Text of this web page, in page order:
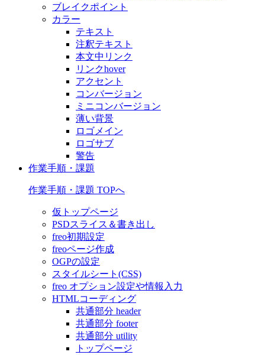
ブレイクポイント
カラー
テキスト
注釈テキスト
本文中リンク
リンクhover
アクセント
コンバージョン
ミニコンバージョン
薄い背景
ロゴメイン
ロゴサブ
警告
作業手順・課題
作業手順・課題 TOPへ
仮トップページ
PSDスライス＆書き出し
freo初期設定
freoページ作成
OGPの設定
スタイルシート(CSS)
freo オプション設定や情報入力
HTMLコーディング
共通部分 header
共通部分 footer
共通部分 utility
トップページ